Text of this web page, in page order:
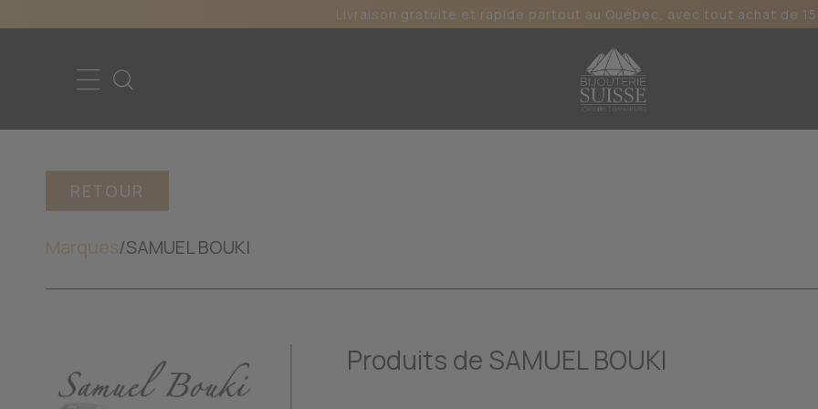
Livraison gratuite et rapide partout au Québec, avec tout achat de
RETOUR
Marques/SAMUEL BOUKI
Produits de SAMUEL BOUKI